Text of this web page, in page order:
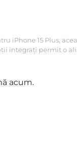
iPhone 15 Plus,
integrați permit o
acum.